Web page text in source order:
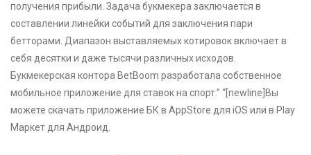
получения прибыли. Задача букмекера заключается в
составлении линейки событий для заключения пари
бетторами. Диапазон выставляемых котировок включает в
себя десятки и даже тысячи различных исходов.
Букмекерская контора BetBoom разработала собственное
мобильное приложение для ставок на спорт.” “[newline]Вы
можете скачать приложение БК в AppStore для iOS или в Play
Маркет для Андроид.